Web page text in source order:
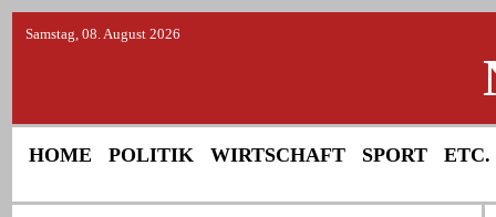
Samstag, 08. August 2026
HOME POLITIK WIRTSCHAFT SPORT ETC.